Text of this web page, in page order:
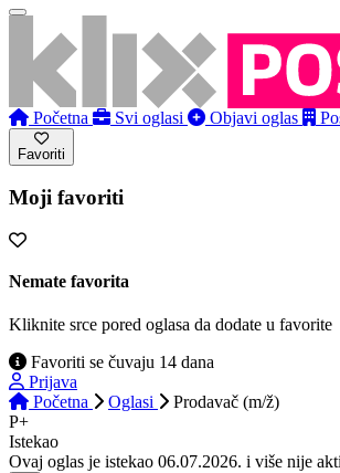
Početna Svi oglasi Objavi oglas
Favoriti
Moji favoriti
Nemate favorita
Kliknite srce pored oglasa da dodate u favorite
Favoriti se čuvaju 14 dana
Prijava
Početna
Oglasi
Prodavač (m/ž)
P+
Istekao
Ovaj oglas je istekao 06.07.2026. i više nije